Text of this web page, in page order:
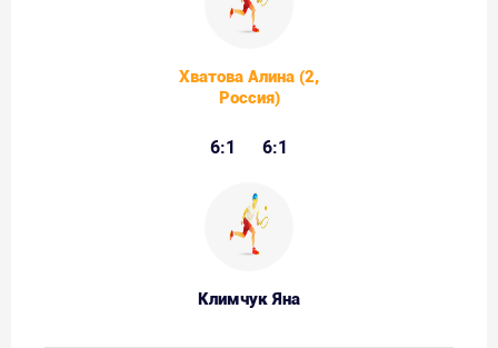
Хватова Алина (2,
Россия)
6:1 6:1
Климчук Яна